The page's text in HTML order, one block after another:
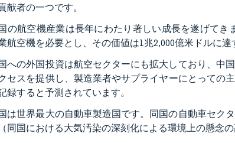
献者の一つです。
の航空機産業は長年にわたり著しい成長を遂げてき
航空機を必要とし、その価値は1兆2,000億米ドルに達
への外国投資は航空セクターにも拡大しており、中
セスを提供し、製造業者やサプライヤーにとっての
録すると予測されています。
は世界最大の自動車製造国です。同国の自動車セク
同国における大気汚染の深刻化による環境上の懸念